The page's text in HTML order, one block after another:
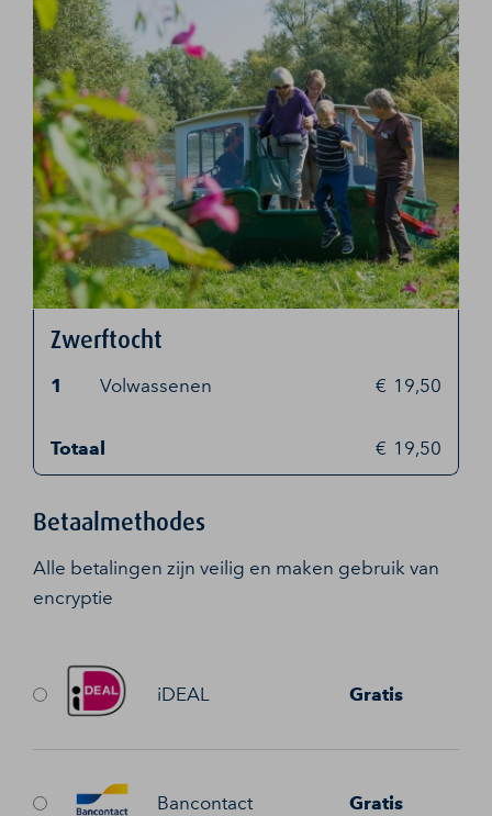
Zwerftocht
1 Volwassenen 19,50
Totaal 19,50
Betaalmethodes
Alle betalingen zijn veilig en maken gebruik van
encryptie
iDEAL Gratis
Bancontact Gratis